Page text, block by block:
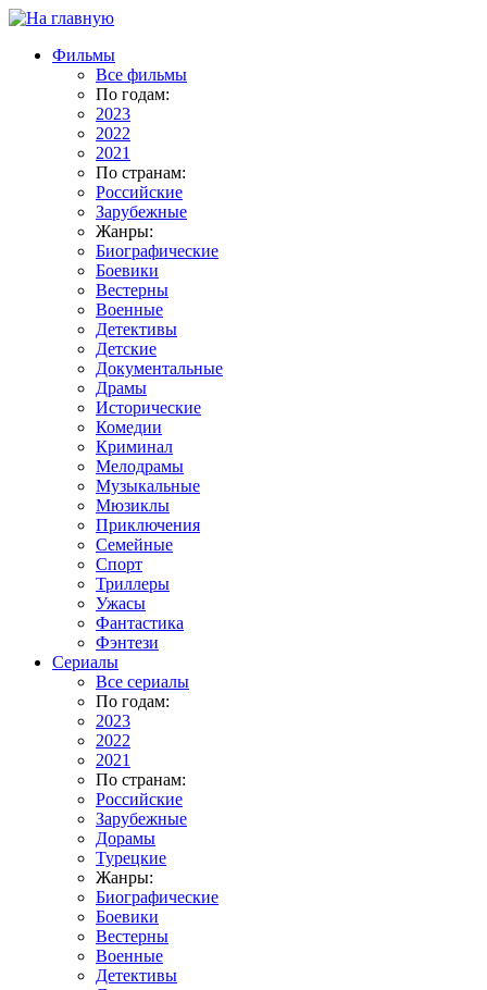
Фильмы
Все фильмы
По годам:
2023
2022
2021
По странам:
Российские
Зарубежные
Жанры:
Биографические
Боевики
Вестерны
Военные
Детективы
Детские
Документальные
Драмы
Исторические
Комедии
Криминал
Мелодрамы
Музыкальные
Мюзиклы
Приключения
Семейные
Спорт
Триллеры
Ужасы
Фантастика
Фэнтези
Сериалы
Все сериалы
По годам:
2023
2022
2021
По странам:
Российские
Зарубежные
Дорамы
Турецкие
Жанры:
Биографические
Боевики
Вестерны
Военные
Детективы